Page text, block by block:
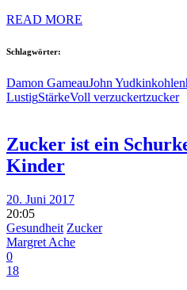
READ MORE
Schlagwörter:
Damon GameauJohn Yudkin
LustigStärkeVoll verzuckertzucker
Zucker ist ein
Kinder
20. Juni 2017
20:05
Gesundheit Zucker
Margret Ache
0
18